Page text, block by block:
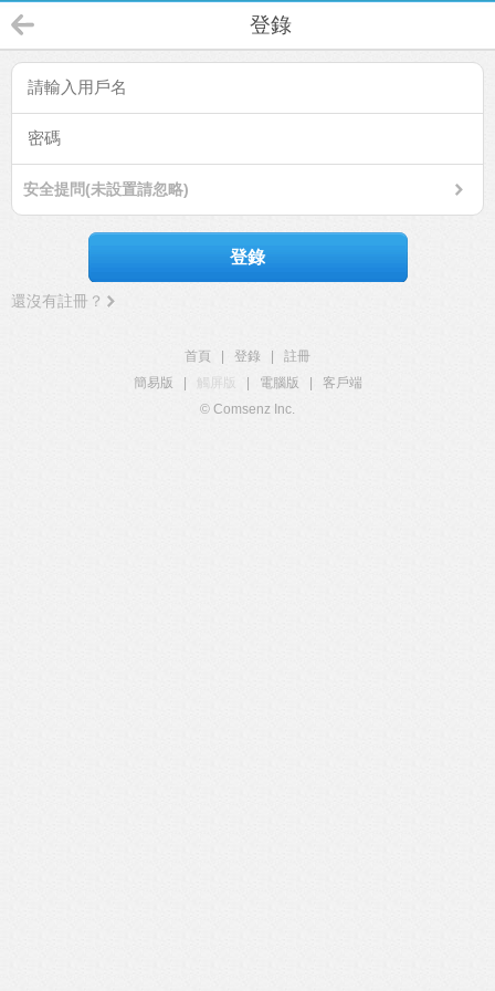
登錄
安全提問(未設置請忽略)
登錄
還沒有註冊？
首頁 登錄
註冊
簡易版
觸屏版 電腦版
客戶端
© Comsenz Inc.